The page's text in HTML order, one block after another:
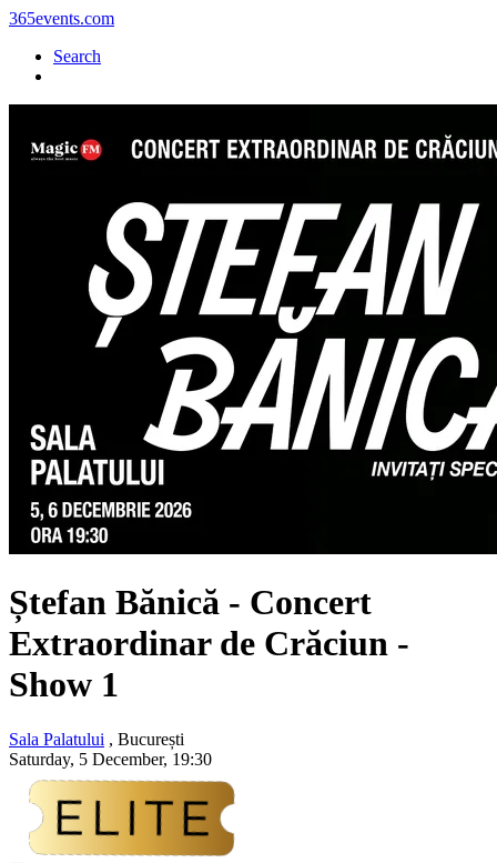
365events.com
Search
Ștefan Bănică - Concert
Extraordinar de Crăciun -
Show 1
Sala Palatului , București
Saturday, 5 December, 19:30